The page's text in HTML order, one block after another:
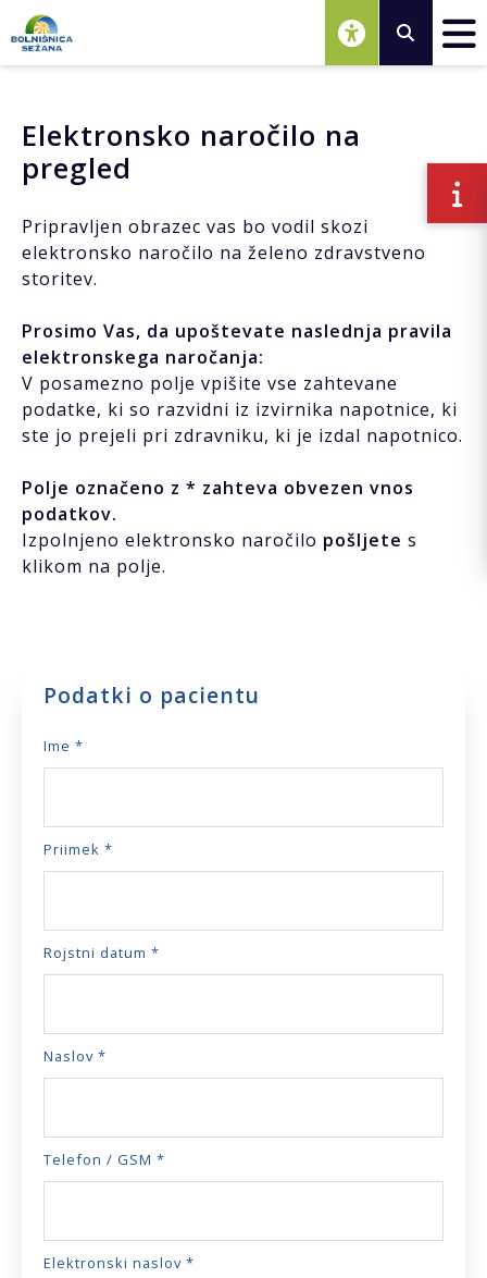
Osrednja vsebina
Elektronsko naročilo na
pregled
Pripravljen obrazec vas bo vodil skozi
elektronsko naročilo na želeno zdravstveno
storitev.
Prosimo Vas, da upoštevate naslednja pravila
elektronskega naročanja:
V posamezno polje vpišite vse zahtevane
podatke, ki so razvidni iz izvirnika napotnice, ki
ste jo prejeli pri zdravniku, ki je izdal napotnico.
Polje označeno z * zahteva obvezen vnos
podatkov.
Izpolnjeno elektronsko naročilo pošljete s
klikom na polje.
Podatki o pacientu
Ime *
Priimek *
Rojstni datum *
Naslov *
Telefon / GSM *
Elektronski naslov *